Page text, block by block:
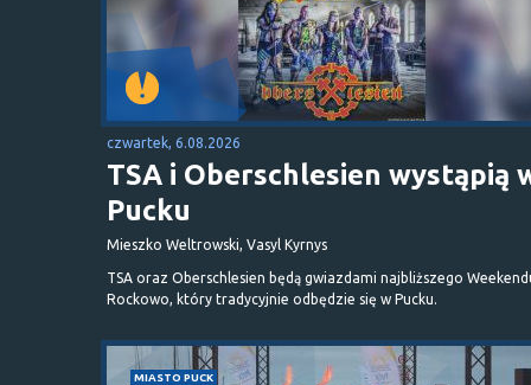
czwartek, 6.08.2026
TSA i Oberschlesien wystąpią
Pucku
Mieszko Weltrowski, Vasyl Kyrnys
TSA oraz Oberschlesien będą gwiazdami najbliższego
Rockowo, który tradycyjnie odbędzie się w Pucku.
MIASTO PUCK